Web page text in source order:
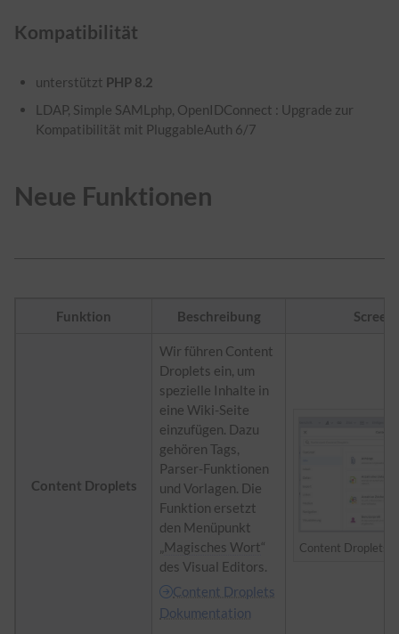
Kompatibilität
unterstützt PHP 8.2
LDAP, Simple SAMLphp, OpenIDConnect : Upgrade zur
Kompatibilität mit PluggableAuth 6/7
Neue Funktionen
Funktion Beschreibung
Content Droplets
Wir führen Content
Droplets ein, um
spezielle Inhalte in
eine Wiki-Seite
einzufügen. Dazu
gehören Tags,
Parser-Funktionen
und Vorlagen. Die
Funktion ersetzt
den Menüpunkt
Magisches Wort“
des Visual Editors.
Content Droplets
Dokumentation
Content Droplets